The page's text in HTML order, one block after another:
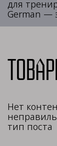
для
German —
Нет
тип поста